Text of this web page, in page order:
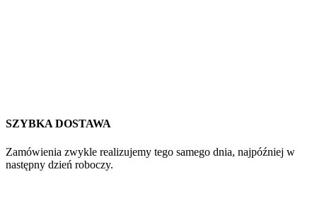
SZYBKA DOSTAWA
Zamówienia zwykle realizujemy tego samego dnia, najpóźniej w
następny dzień roboczy.